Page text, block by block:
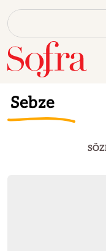
Sebze